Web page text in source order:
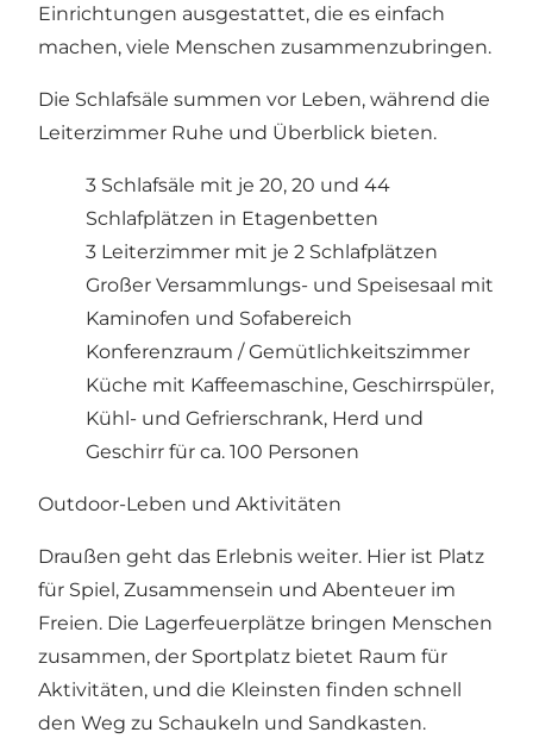
Einrichtungen ausgestattet, die es einfach
machen, viele Menschen zusammenzubringen.
Die Schlafsäle summen vor Leben, während die
Leiterzimmer Ruhe und Überblick bieten.
3 Schlafsäle mit je 20, 20 und 44
Schlafplätzen in Etagenbetten
3 Leiterzimmer mit je 2 Schlafplätzen
Großer Versammlungs- und Speisesaal mit
Kaminofen und Sofabereich
Konferenzraum / Gemütlichkeitszimmer
Küche mit Kaffeemaschine, Geschirrspüler,
Kühl- und Gefrierschrank, Herd und
Geschirr für ca. 100 Personen
Outdoor-Leben und Aktivitäten
Draußen geht das Erlebnis weiter. Hier ist Platz
für Spiel, Zusammensein und Abenteuer im
Freien. Die Lagerfeuerplätze bringen Menschen
zusammen, der Sportplatz bietet Raum für
Aktivitäten, und die Kleinsten finden schnell
den Weg zu Schaukeln und Sandkasten.